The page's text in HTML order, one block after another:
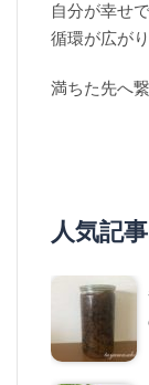
自分が幸せ
循環が広が
満ちた先へ
人気記事